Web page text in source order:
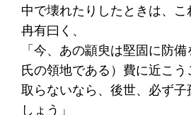
中で壊れたりしたときは、こ
冉有曰く、
「今、あの顓臾は堅固に防
氏の領地である）費に近こう
取らないなら、後世、必ず子
しょう」